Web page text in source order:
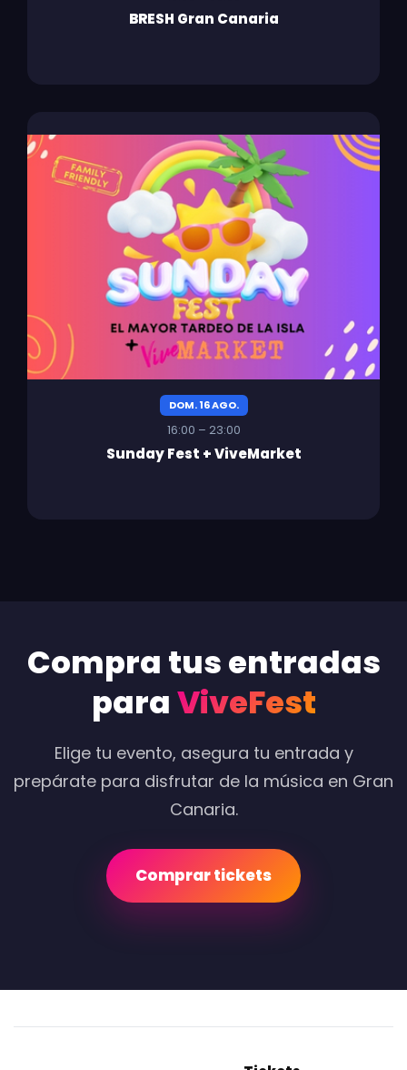
BRESH Gran Canaria
DOM. 16 AGO.
16:00 – 23:00
Sunday Fest + ViveMarket
Compra tus entradas
paraViveFest
Elige tu evento, asegura tu entrada y
prepárate para disfrutar de la música en Gran
Canaria.
Comprar tickets